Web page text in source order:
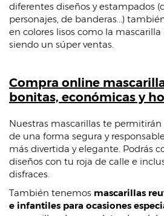
diferentes diseños y estampados
personajes, de banderas...)
en colores lisos como la
siendo un súper ventas.
Compra online
bonitas, económicas y
Nuestras mascarillas te
de una forma segura y
más divertida y elegante. Podrás
diseños con tu roja de calle e
disfraces.
También tenemos mascarillas
e infantiles para ocasiones